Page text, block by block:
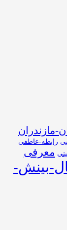
مازندران
رابطه-عاطفی
معرفی
بینش-